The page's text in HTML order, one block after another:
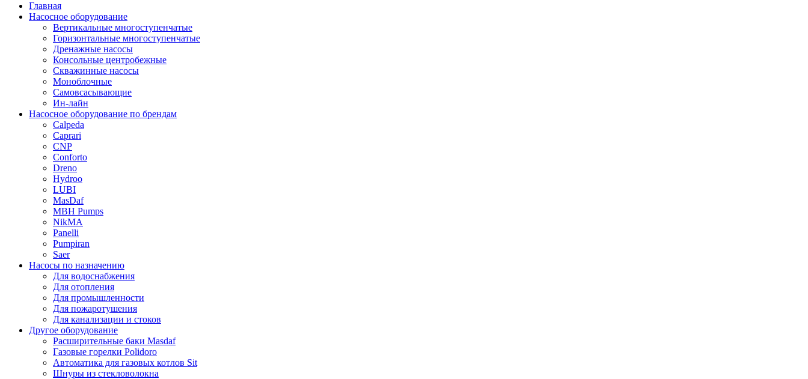
Главная
Насосное оборудование
Вертикальные многоступенчатые
Горизонтальные многоступенчатые
Дренажные насосы
Консольные центробежные
Скважинные насосы
Моноблочные
Самовсасывающие
Ин-лайн
Насосное оборудование по брендам
Calpeda
Caprari
CNP
Conforto
Dreno
Hydroo
LUBI
MasDaf
MBH Pumps
NikMA
Panelli
Pumpiran
Saer
Насосы по назначению
Для водоснабжения
Для отопления
Для промышленности
Для пожаротушения
Для канализации и стоков
Другое оборудование
Расширительные баки Masdaf
Газовые горелки Polidoro
Автоматика для газовых котлов Sit
Шнуры из стекловолокна